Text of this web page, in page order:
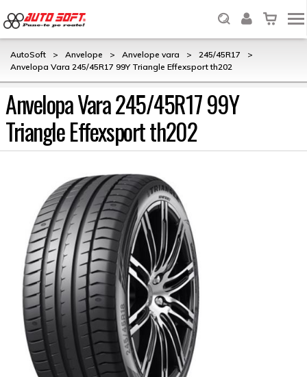
AutoSoft > Anvelope > Anvelope vara > 245/45R17
>
Anvelopa Vara 245/45R17 99Y Triangle Effexsport th202
Anvelopa Vara 245/45R17 99Y
Triangle Effexsport th202